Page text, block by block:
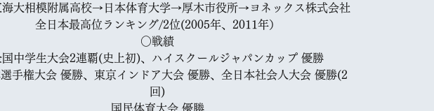
海大相模附属高校→日本体育大学→厚木市役所→ヨネックス株式会社
全日本最高位ランキング/2位(2005年、2011年）
○戦績
国中学生大会2連覇(史上初)、ハイスクールジャパンカップ 優勝
手権大会 優勝、東京インドア大会 優勝、全日本社会人大会 優勝(2
回)
国民体育大会 優勝